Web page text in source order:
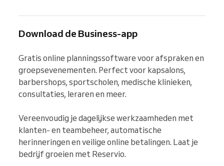
Download de Business-app
Gratis online planningssoftware voor afspraken en
groepsevenementen. Perfect voor kapsalons,
barbershops, sportscholen, medische klinieken,
consultaties, leraren en meer.
Vereenvoudig je dagelijkse werkzaamheden met
klanten- en teambeheer, automatische
herinneringen en veilige online betalingen. Laat je
bedrijf groeien met Reservio.